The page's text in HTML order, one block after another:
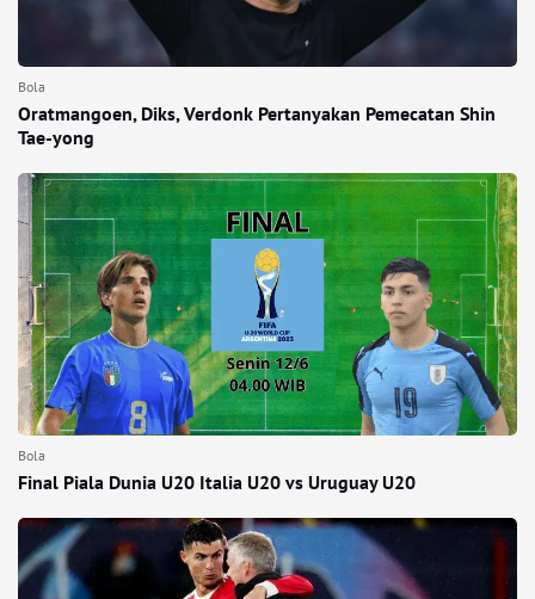
Bola
Oratmangoen, Diks, Verdonk Pertanyakan Pemecatan Shin
Tae-yong
Bola
Final Piala Dunia U20 Italia U20 vs Uruguay U20